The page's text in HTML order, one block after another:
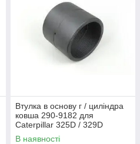
Втулка в основу г / циліндра
ковша 290-9182 для
Caterpillar 325D / 329D
В наявності